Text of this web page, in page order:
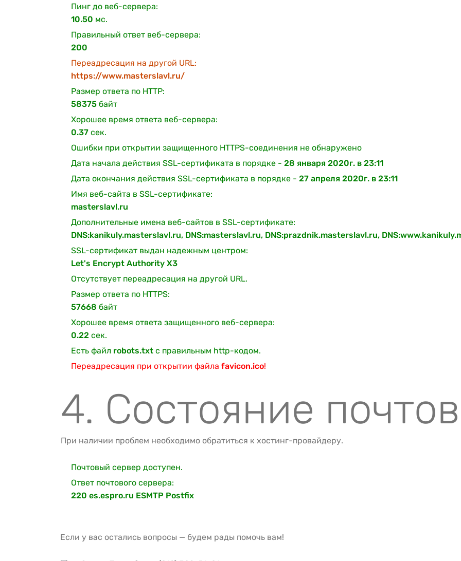
Пинг до веб-сервера:
10.50 мс.
Правильный ответ веб-сервера:
200
Переадресация на другой URL:
https://www.masterslavl.ru/
Размер ответа по HTTP:
58375 байт
Хорошее время ответа веб-сервера:
0.37 сек.
Ошибки при открытии защищенного HTTPS-соединения не обнаружено
Дата начала действия SSL-сертификата в порядке - 28 января 2020г. в 23:11
Дата окончания действия SSL-сертификата в порядке - 27 апреля 2020г. в 23:11
Имя веб-сайта в SSL-сертификате:
masterslavl.ru
Дополнительные имена веб-сайтов в SSL-сертификате:
DNS:kanikuly.masterslavl.ru, DNS:masterslavl.ru, DNS:prazdnik.masterslavl.ru,
SSL-сертификат выдан надежным центром:
Let's Encrypt Authority X3
Отсутствует переадресация на другой URL.
Размер ответа по HTTPS:
57668 байт
Хорошее время ответа защищенного веб-сервера:
0.22 сек.
Есть файл robots.txt с правильным http-кодом.
Переадресация при открытии файла favicon.ico!
4. Состояние
При наличии проблем необходимо обратиться к хостинг-провайдеру.
Почтовый сервер доступен.
Ответ почтового сервера:
220 es.espro.ru ESMTP Postfix
Если у вас остались вопросы — будем рады помочь вам!